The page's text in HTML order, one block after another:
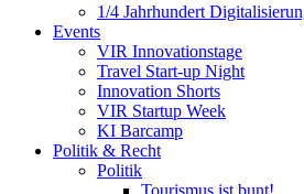
1/4 Jahrhundert
Events
VIR Innovationstage
Travel Start-up Night
Innovation Shorts
VIR Startup Week
KI Barcamp
Politik & Recht
Politik
Tourismus ist bunt!